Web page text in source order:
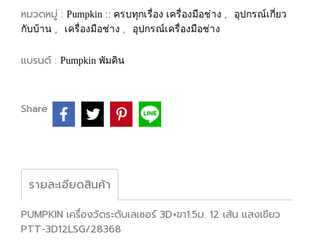
หมวดหมู่ : Pumpkin :: ครบทุกเรื่อง เครื่องมือช่าง ,
อุปกรณ์เกี่ยว
กับบ้าน , เครื่องมือช่าง , อุปกรณ์เครื่องมือช่าง
แบรนด์ : Pumpkin พัมคิน
Share
รายละเอียดสินค้า
PUMPKIN เครื่องวัดระดับเลเซอร์ 3D+ขา1.5ม. 12 เส้น แสงเขียว
PTT-3D12LSG/28368